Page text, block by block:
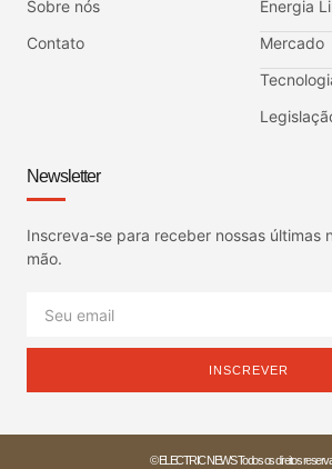
Sobre nós
Contato
Energia
Mercado
Newsletter
Inscreva-se para receber nossas últimas
mão.
INSCREVER
© ELECTRIC NEWS Todos os direitos